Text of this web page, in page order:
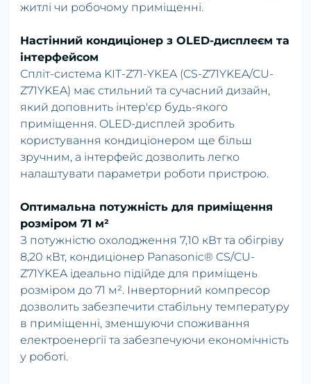
житлі чи робочому приміщенні.
Настінний кондиціонер з OLED-дисплеєм та
інтерфейсом
Спліт-система KIT-Z71-YKEA (CS-Z71YKEA/CU-
Z71YKEA) має стильний та сучасний дизайн,
який доповнить інтер'єр будь-якого
приміщення. OLED-дисплей зробить
користування кондиціонером ще більш
зручним, а інтерфейс дозволить легко
налаштувати параметри роботи пристрою.
Оптимальна потужність для приміщення
розміром 71 м²
З потужністю охолодження 7,10 кВт та обігріву
8,20 кВт, кондиціонер Panasonic® CS/CU-
Z71YKEA ідеально підійде для приміщень
розміром до 71 м². Інверторний компресор
дозволить забезпечити стабільну температуру
в приміщенні, зменшуючи споживання
електроенергії та забезпечуючи економічність
у роботі.